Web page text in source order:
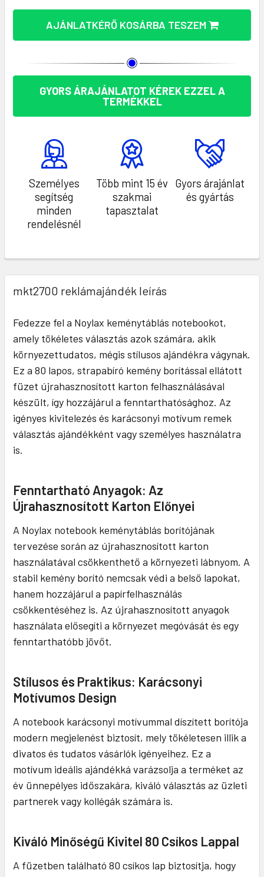
AJÁNLATKÉRŐ KOSÁRBA TESZEM
GYORS ÁRAJÁNLATOT KÉREK EZZEL A
TERMÉKKEL
Személyes
segítség
minden
rendelésnél
Több mint 15 év
szakmai
tapasztalat
Gyors árajánlat
és gyártás
mkt2700 reklámajándék leírás
Fedezze fel a Noylax keménytáblás notebookot,
amely tökéletes választás azok számára, akik
környezettudatos, mégis stílusos ajándékra vágynak.
Ez a 80 lapos, strapabíró kemény borítással ellátott
füzet újrahasznosított karton felhasználásával
készült, így hozzájárul a fenntarthatósághoz. Az
igényes kivitelezés és karácsonyi motívum remek
választás ajándékként vagy személyes használatra
is.
Fenntartható Anyagok: Az
Újrahasznosított Karton Előnyei
A Noylax notebook keménytáblás borítójának
tervezése során az újrahasznosított karton
használatával csökkenthető a környezeti lábnyom. A
stabil kemény borító nemcsak védi a belső lapokat,
hanem hozzájárul a papírfelhasználás
csökkentéséhez is. Az újrahasznosított anyagok
használata elősegíti a környezet megóvását és egy
fenntarthatóbb jövőt.
Stílusos és Praktikus: Karácsonyi
Motívumos Design
A notebook karácsonyi motívummal díszített borítója
modern megjelenést biztosít, mely tökéletesen illik a
divatos és tudatos vásárlók igényeihez. Ez a
motívum ideális ajándékká varázsolja a terméket az
év ünnepélyes időszakára, kiváló választás az üzleti
partnerek vagy kollégák számára is.
Kiváló Minőségű Kivitel 80 Csíkos Lappal
A füzetben található 80 csíkos lap biztosítja, hogy